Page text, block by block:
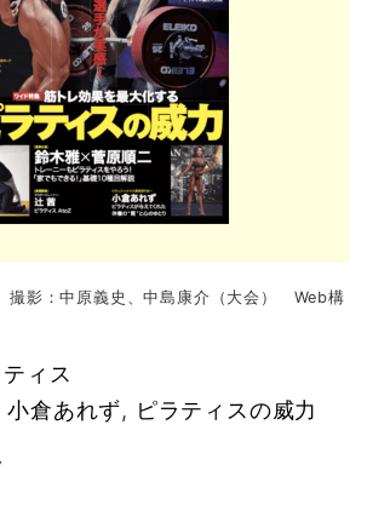
影：中原義史、中島康介（大会） Web構
ィス
小倉あれず, ピラティスの威力